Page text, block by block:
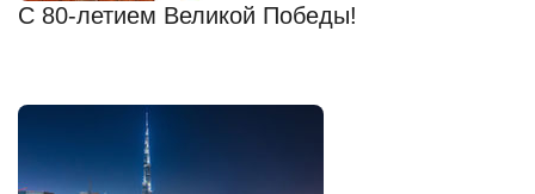
С 80-летием Великой Победы!